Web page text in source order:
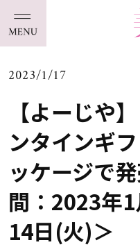
2023/1/17
【よーじや
ンタインギ
ッケージで
間：2023年
14日(火)＞